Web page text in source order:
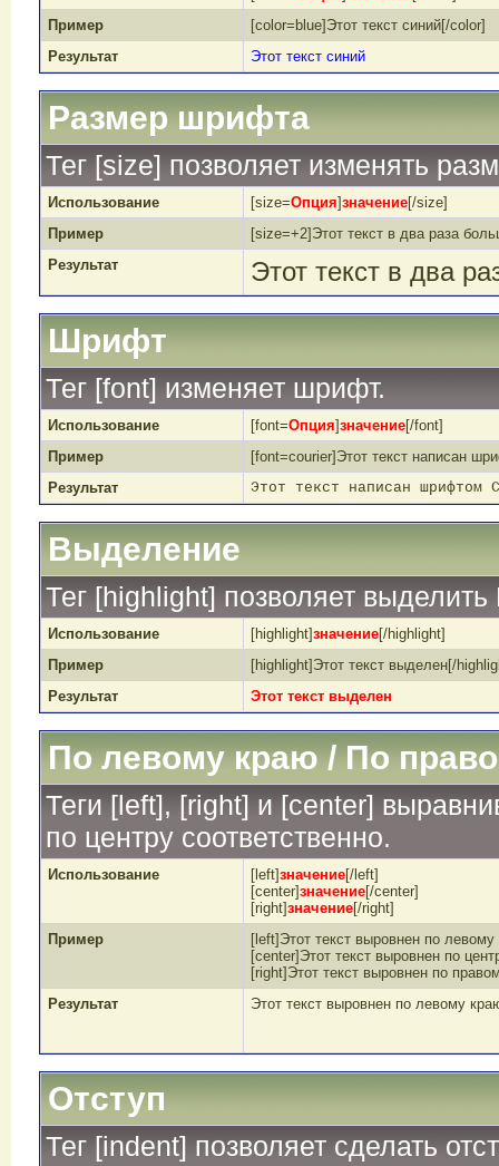
Пример
[color=blue]Этот текст синий[/color]
Результат
Этот текст синий
Размер шрифта
Тег [size] позволяет изменять
Использование [size=Опция]значение[/size]
Пример
[size=+2]Этот текст в два раза
Результат
Этот текст в два
Шрифт
Тег [font] изменяет шрифт.
Использование [font=Опция]значение[/font]
Пример
[font=courier]Этот текст написан
Результат
Этот текст написан шрифтом
Выделение
Тег [highlight] позволяет выделить
Использование [highlight]значение[/highlight]
Пример
[highlight]Этот текст выделен[/
Результат
Этот текст выделен
По левому краю / По
Теги [left], [right] и [center]
по центру соответственно.
Использование [left]значение[/left]
[center]значение[/center]
[right]значение[/right]
Пример
[left]Этот текст выровнен по
[center]Этот текст выровнен по
[right]Этот текст выровнен по
Результат
Этот текст выровнен по левому
Отступ
Тег [indent] позволяет сделать